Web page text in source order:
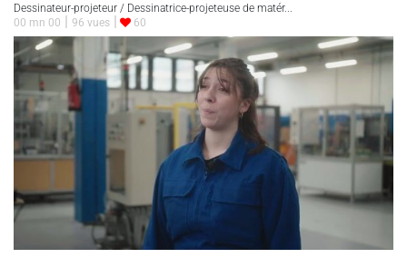
Dessinateur-projeteur / Dessinatrice-projeteuse de matér...
00 mn 00
96 vues 60